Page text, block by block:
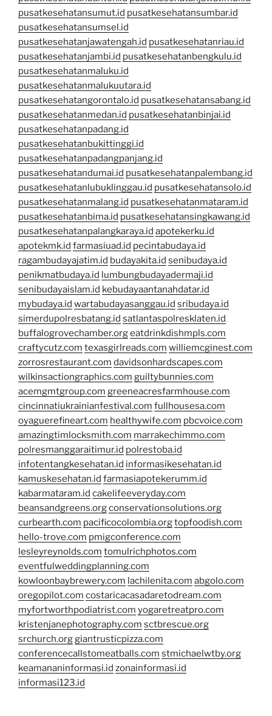
pusatkesehatansumut.id pusatkesehatansumbar.id
pusatkesehatansumsel.id
pusatkesehatanjawatengah.id pusatkesehatanriau.id
pusatkesehatanjambi.id pusatkesehatanbengkulu.id
pusatkesehatanmaluku.id
pusatkesehatanmalukuutara.id
pusatkesehatangorontalo.id pusatkesehatansabang.id
pusatkesehatanmedan.id pusatkesehatanbinjai.id
pusatkesehatanpadang.id
pusatkesehatanbukittinggi.id
pusatkesehatanpadangpanjang.id
pusatkesehatandumai.id pusatkesehatanpalembang.id
pusatkesehatanlubuklinggau.id pusatkesehatansolo.id
pusatkesehatanmalang.id pusatkesehatanmataram.id
pusatkesehatanbima.id pusatkesehatansingkawang.id
pusatkesehatanpalangkaraya.id apotekerku.id
apotekmk.id farmasiuad.id pecintabudaya.id
ragambudayajatim.id budayakita.id senibudaya.id
penikmatbudaya.id lumbungbudayadermaji.id
senibudayaislam.id kebudayaantanahdatar.id
mybudaya.id wartabudayasanggau.id sribudaya.id
simerdupolresbatang.id satlantaspolresklaten.id
buffalogrovechamber.orgeatdrinkdishmpls.com
craftycutz.com texasgirlreads.com williemcginest.com
zorrosrestaurant.com davidsonhardscapes.com
wilkinsactiongraphics.com guiltybunnies.com
acemgmtgroup.com greeneacresfarmhouse.com
cincinnatiukrainianfestival.com fullhousesa.com
oyaguerefineart.com healthywife.com pbcvoice.com
amazingtimlocksmith.com marrakechimmo.com
polresmanggaraitimur.id polrestoba.id
infotentangkesehatan.id informasikesehatan.id
kamuskesehatan.id farmasiapotekerumm.id
kabarmataram.id cakelifeeveryday.com
beansandgreens.orgconservationsolutions.org
curbearth.com pacificocolombia.orgtopfoodish.com
hello-trove.com pmigconference.com
lesleyreynolds.com tomulrichphotos.com
eventfulweddingplanning.com
kowloonbaybrewery.com lachilenita.com abgolo.com
oregopilot.com costaricacasadaretodream.com
myfortworthpodiatrist.com yogaretreatpro.com
kristenjanephotography.com sctbrescue.org
srchurch.orggiantrusticpizza.com
conferencecallstomeatballs.com stmichaelwtby.org
keamananinformasi.id zonainformasi.id
informasi123.id